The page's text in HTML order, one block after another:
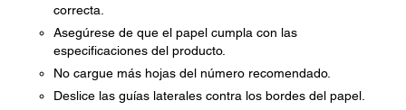
correcta.
Asegúrese de que el papel cumpla con las
especificaciones del producto.
No cargue más hojas del número recomendado.
Deslice las guías laterales contra los bordes del papel.